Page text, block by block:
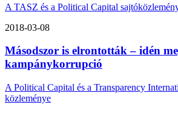
A TASZ és a Political Capital
2018-03-08
Másodszor is elrontották – idén
kampánykorrupció
A Political Capital és a Transparency
közleménye